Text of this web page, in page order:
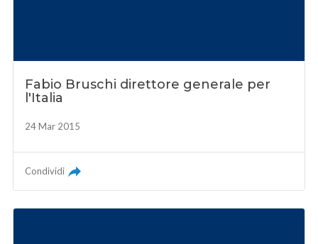
Fabio Bruschi direttore generale per
l'Italia
24 Mar 2015
Condividi